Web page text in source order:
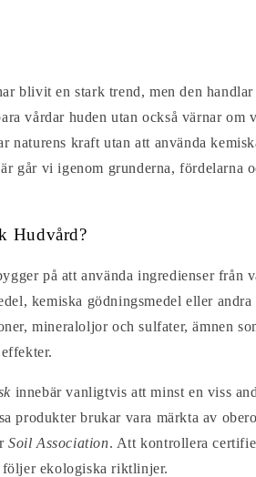
blivit en stark trend, men den
vårdar huden utan också värnar
naturens kraft utan att använda
går vi igenom grunderna, fördelarna
Hudvård?
på att använda ingredienser från
kemiska gödningsmedel eller
mineraloljor och sulfater, ämnen
innebär vanligtvis att minst en viss
produkter brukar vara märkta av
Soil Association. Att kontrollera
ekologiska riktlinjer.